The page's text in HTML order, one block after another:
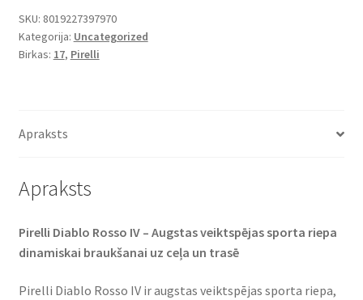
190/50
ZR
17
daudzums
SKU: 8019227397970
Kategorija: Uncategorized
Birkas: 17, Pirelli
Apraksts
Apraksts
Pirelli Diablo Rosso IV – Augstas veiktspējas sporta riepa
dinamiskai braukšanai uz ceļa un trasē
Pirelli Diablo Rosso IV ir augstas veiktspējas sporta riepa,